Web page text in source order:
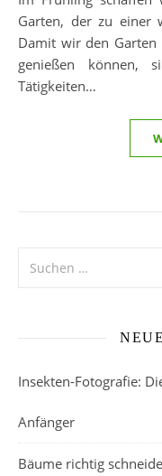
Garten, der zu einer
Damit wir den
genießen können,
Tätigkeiten…
Insekten-Fotografie:
Anfänger
Bäume richtig